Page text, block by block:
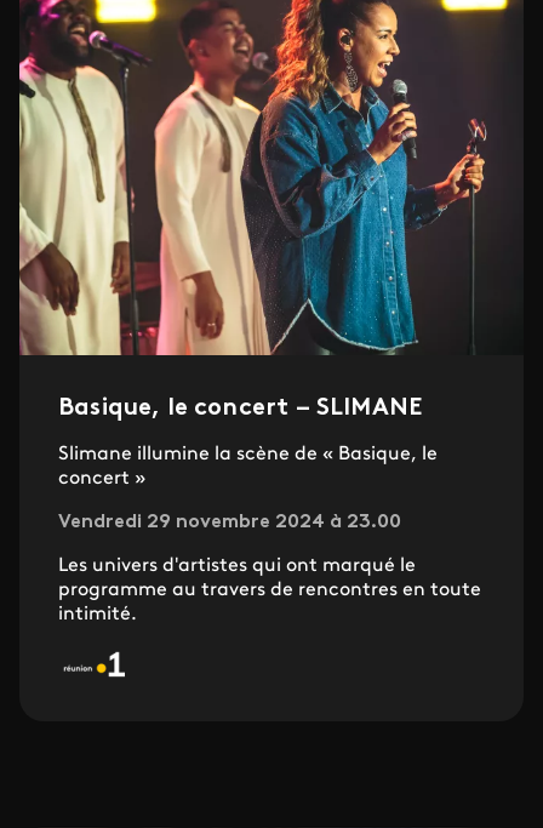
Basique, le concert – SLIMANE
Slimane illumine la scène de « Basique, le
concert »
Vendredi 29 novembre 2024 à 23.00
Les univers d'artistes qui ont marqué le
programme au travers de rencontres en toute
intimité.